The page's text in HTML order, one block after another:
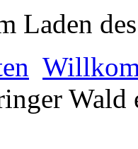
Laden
Wald